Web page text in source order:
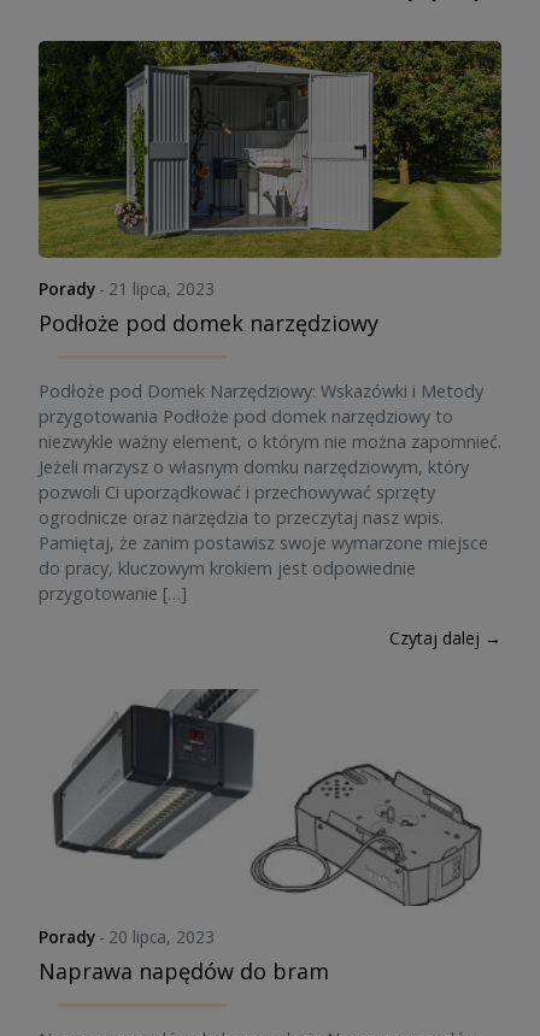
Porady - 21 lipca, 2023
Podłoże pod domek narzędziowy
Podłoże pod Domek Narzędziowy: Wskazówki i Metody
przygotowania Podłoże pod domek narzędziowy to
niezwykle ważny element, o którym nie można zapomnieć.
Jeżeli marzysz o własnym domku narzędziowym, który
pozwoli Ci uporządkować i przechowywać sprzęty
ogrodnicze oraz narzędzia to przeczytaj nasz wpis.
Pamiętaj, że zanim postawisz swoje wymarzone miejsce
do pracy, kluczowym krokiem jest odpowiednie
przygotowanie […]
Czytaj dalej →
Porady - 20 lipca, 2023
Naprawa napędów do bram